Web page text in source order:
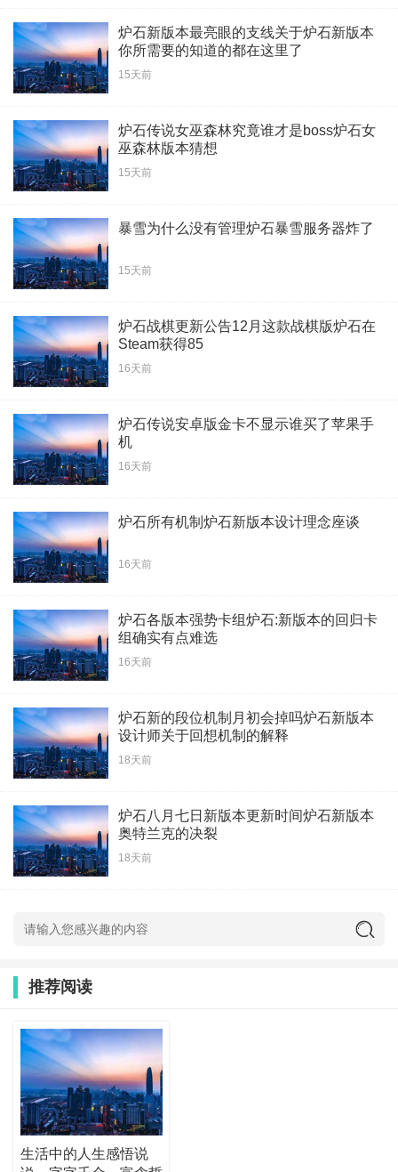
炉石新版本最亮眼的支线关于炉石新版本
你所需要的知道的都在这里了
15天前
炉石传说女巫森林究竟谁才是boss炉石女
巫森林版本猜想
15天前
暴雪为什么没有管理炉石暴雪服务器炸了
15天前
炉石战棋更新公告12月这款战棋版炉石在
Steam获得85
16天前
炉石传说安卓版金卡不显示谁买了苹果手
机
16天前
炉石所有机制炉石新版本设计理念座谈
16天前
炉石各版本强势卡组炉石:新版本的回归卡
组确实有点难选
16天前
炉石新的段位机制月初会掉吗炉石新版本
设计师关于回想机制的解释
18天前
炉石八月七日新版本更新时间炉石新版本
奥特兰克的决裂
18天前
推荐阅读
生活中的人生感悟说